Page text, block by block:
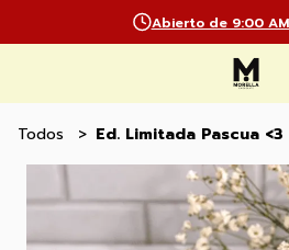
Abierto de 9:00
Todos Ed. Limitada Pascua <3